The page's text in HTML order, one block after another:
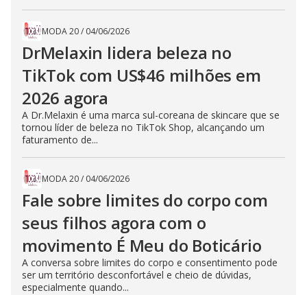
MODA 20/ 04/06/2026
DrMelaxin lidera beleza no
TikTok com US$46 milhões em
2026 agora
A Dr.Melaxin é uma marca sul-coreana de skincare que se
tornou líder de beleza no TikTok Shop, alcançando um
faturamento de...
MODA 20/ 04/06/2026
Fale sobre limites do corpo com
seus filhos agora com o
movimento É Meu do Boticário
A conversa sobre limites do corpo e consentimento pode
ser um território desconfortável e cheio de dúvidas,
especialmente quando...